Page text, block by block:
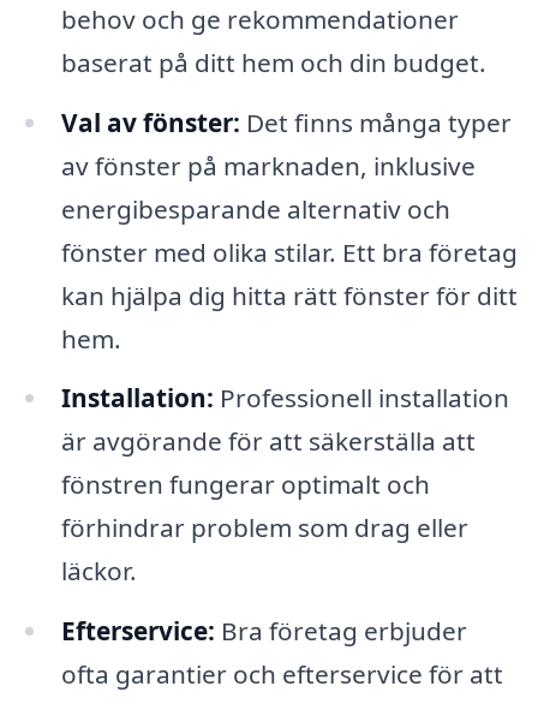
behov och ge rekommendationer
baserat på ditt hem och din budget.
Val av fönster: Det finns många typer
av fönster på marknaden, inklusive
energibesparande alternativ och
fönster med olika stilar. Ett bra företag
kan hjälpa dig hitta rätt fönster för ditt
hem.
Installation: Professionell installation
är avgörande för att säkerställa att
fönstren fungerar optimalt och
förhindrar problem som drag eller
läckor.
Efterservice: Bra företag erbjuder
ofta garantier och efterservice för att